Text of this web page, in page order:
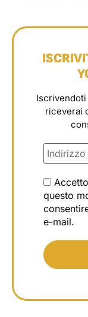
riceverai
questo
e-mail.